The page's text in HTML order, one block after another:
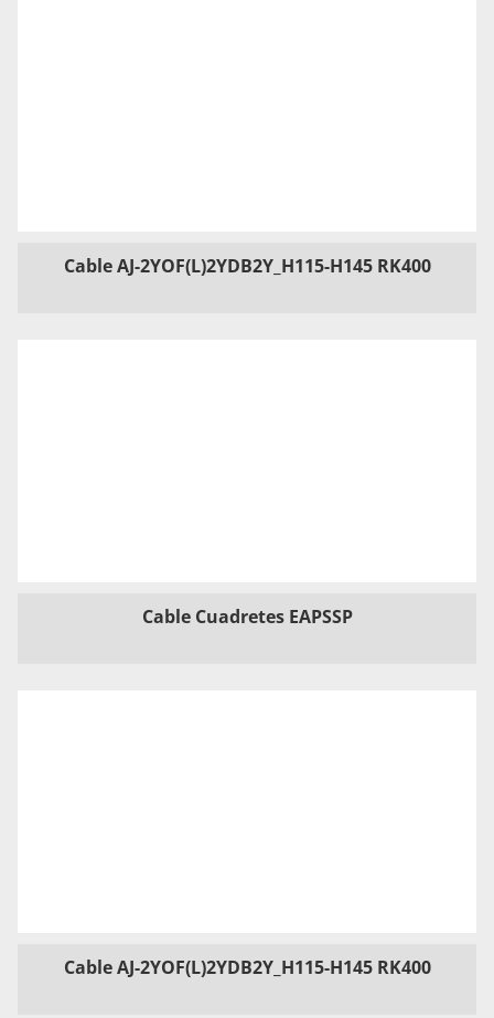
Cable AJ-2YOF(L)2YDB2Y_H115-H145 RK400
Cable Cuadretes EAPSSP
Cable AJ-2YOF(L)2YDB2Y_H115-H145 RK400